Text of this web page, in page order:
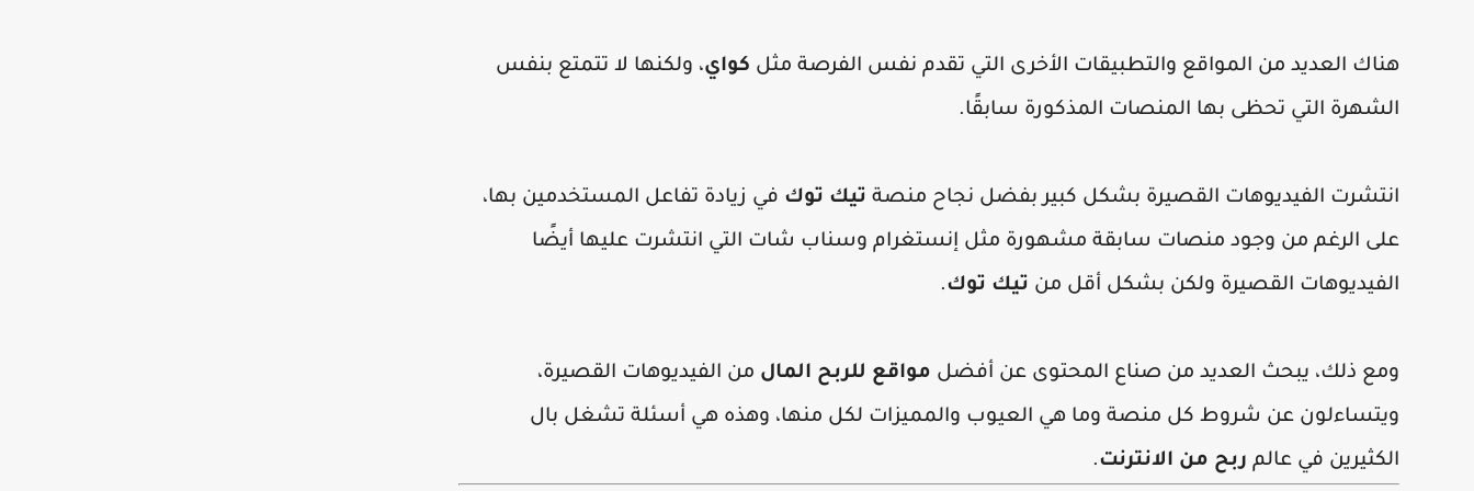
هناك العديد من المواقع والتطبيقات الأخرى التي تقدم نفس الفرصة مثل كواي، ولكنها لا تتمتع بنفس
الشهرة التي تحظى بها المنصات المذكورة سابقًا.
انتشرت الفيديوهات القصيرة بشكل كبير بفضل نجاح منصة تيك توك في زيادة تفاعل المستخدمين بها،
على الرغم من وجود منصات سابقة مشهورة مثل إنستغرام وسناب شات التي انتشرت عليها أيضًا
الفيديوهات القصيرة ولكن بشكل أقل من تيك توك.
ومع ذلك، يبحث العديد من صناع المحتوى عن أفضل مواقع للربح المال من الفيديوهات القصيرة،
ويتساءلون عن شروط كل منصة وما هي العيوب والمميزات لكل منها، وهذه هي أسئلة تشغل بال
الكثيرين في عالم ربح من الانترنت.